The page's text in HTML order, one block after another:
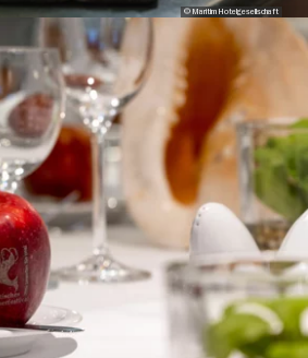
© Maritim Hotelgesellschaft